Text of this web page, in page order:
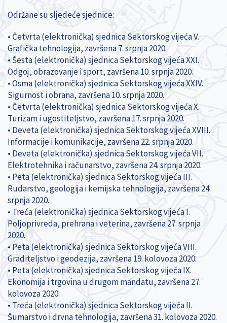
Održane su sljedeće sjednice:
• Četvrta (elektronička) sjednica Sektorskog vijeća V.
Grafička tehnologija, završena 7. srpnja 2020.
• Šesta (elektronička) sjednica Sektorskog vijeća XXI.
Odgoj, obrazovanje i sport, završena 10. srpnja 2020.
• Osma (elektronička) sjednica Sektorskog vijeća XXIV.
Sigurnost i obrana, završena 10. srpnja 2020.
• Četvrta (elektronička) sjednica Sektorskog vijeća X.
Turizam i ugostiteljstvo, završena 17. srpnja 2020.
• Deveta (elektronička) sjednica Sektorskog vijeća XVIII.
Informacije i komunikacije, završena 22. srpnja 2020.
• Deveta (elektronička) sjednica Sektorskog vijeća VII.
Elektrotehnika i računarstvo, završena 24. srpnja 2020.
• Peta (elektronička) sjednica Sektorskog vijeća III.
Rudarstvo, geologija i kemijska tehnologija, završena 24.
srpnja 2020.
• Treća (elektronička) sjednica Sektorskog vijeća I.
Poljoprivreda, prehrana i veterina, završena 27. srpnja
2020.
• Peta (elektronička) sjednica Sektorskog vijeća VIII.
Graditeljstvo i geodezija, završena 19. kolovoza 2020.
• Peta (elektronička) sjednica Sektorskog vijeća IX.
Ekonomija i trgovina u drugom mandatu, završena 27.
kolovoza 2020.
• Treća (elektronička) sjednica Sektorskog vijeća II.
Šumarstvo i drvna tehnologija, završena 31. kolovoza 2020.